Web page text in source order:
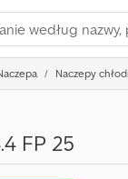
Naczepy
FP 25